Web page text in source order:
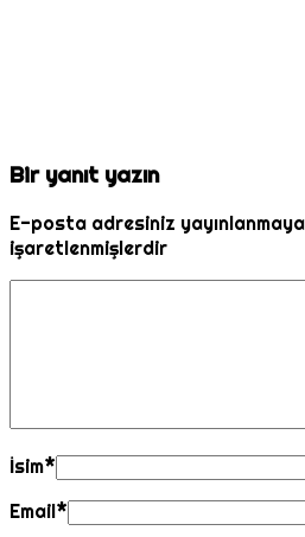
Bir yanıt yazın
E-posta adresiniz
işaretlenmişlerdir
İsim*
Email*